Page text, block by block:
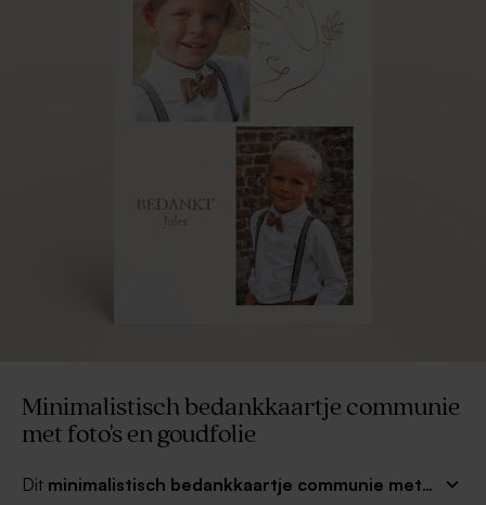
Minimalistisch bedankkaartje communie
met foto's en goudfolie
Dit minimalistisch bedankkaartje communie met